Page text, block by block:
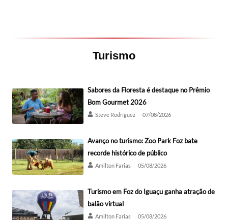
Turismo
Sabores da Floresta é destaque no Prêmio
Bom Gourmet 2026
Steve Rodríguez 07/08/2026
Avanço no turismo: Zoo Park Foz bate
recorde histórico de público
Amilton Farias 05/08/2026
Turismo em Foz do Iguaçu ganha atração de
balão virtual
Amilton Farias 05/08/2026